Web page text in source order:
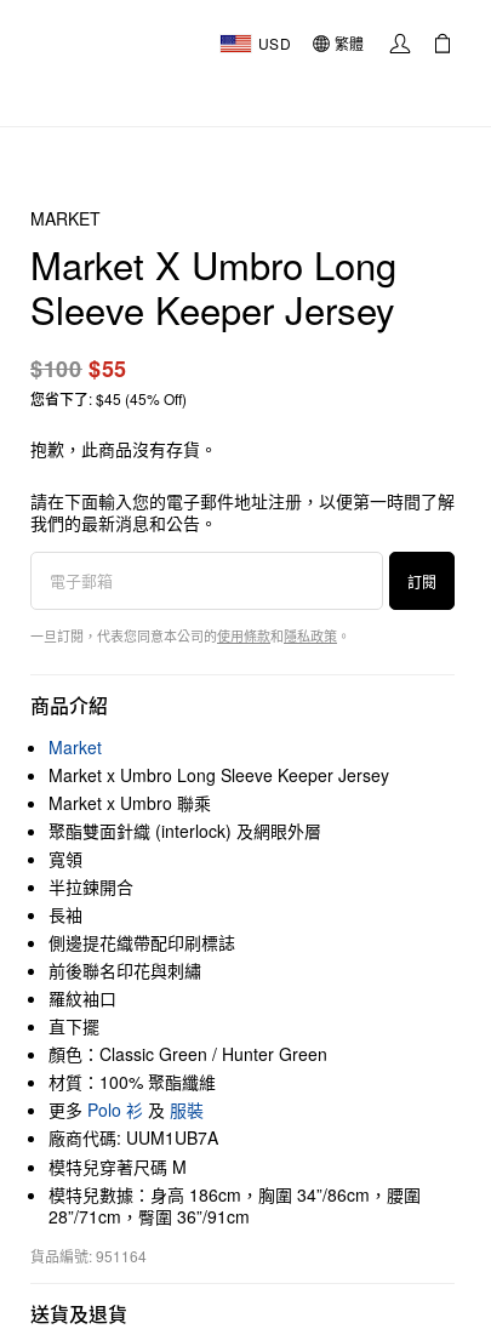
USD 繁體
MARKET
Market X Umbro Long
Sleeve Keeper Jersey
$100$55
您省下了: $45 (45% Off)
抱歉，此商品沒有存貨。
請在下面輸入您的電子郵件地址注册，以便第一時間了解
我們的最新消息和公告。
訂閱
一旦訂閱，代表您同意本公司的使用條款和隱私政策 。
商品介紹
Market
Market x Umbro Long Sleeve Keeper Jersey
Market x Umbro 聯乘
聚酯雙面針織 (interlock) 及網眼外層
寬領
半拉鍊開合
長袖
側邊提花織帶配印刷標誌
前後聯名印花與刺繡
羅紋袖口
直下擺
顏色：Classic Green / Hunter Green
材質：100% 聚酯纖維
更多 Polo 衫 及 服裝
廠商代碼: UUM1UB7A
模特兒穿著尺碼 M
模特兒數據：身高 186cm，胸圍 34”/86cm，腰圍
28”/71cm，臀圍 36”/91cm
貨品編號: 951164
送貨及退貨